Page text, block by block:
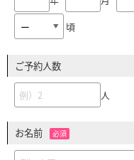
頃
ご予約人数
人
お名前 必須